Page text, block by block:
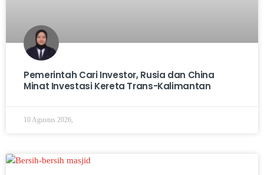
Pemerintah Cari Investor, Rusia dan China
Minat Investasi Kereta Trans-Kalimantan
10 Agustus 2026,